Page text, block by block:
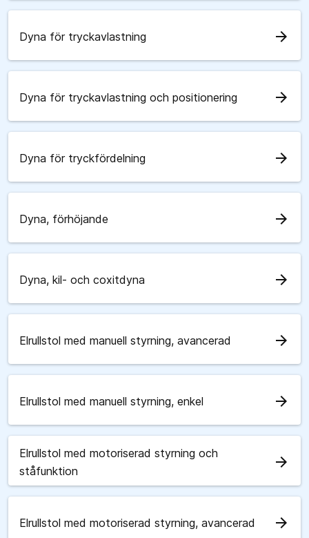
Dyna för tryckavlastning arrow_forward
Dyna för tryckavlastning och positionering arrow_forward
Dyna för tryckfördelning arrow_forward
Dyna, förhöjande arrow_forward
Dyna, kil- och coxitdyna arrow_forward
Elrullstol med manuell styrning, avancerad arrow_forward
Elrullstol med manuell styrning, enkel arrow_forward
Elrullstol med motoriserad styrning och
ståfunktion
arrow_forward
Elrullstol med motoriserad styrning, avancerad arrow_forward